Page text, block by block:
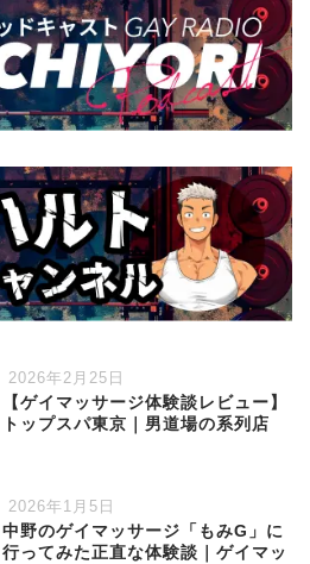
2026年2月25日
【ゲイマッサージ体験談レビュー】
トップスパ東京｜男道場の系列店
2026年1月5日
中野のゲイマッサージ「もみG」に
行ってみた正直な体験談｜ゲイマッ